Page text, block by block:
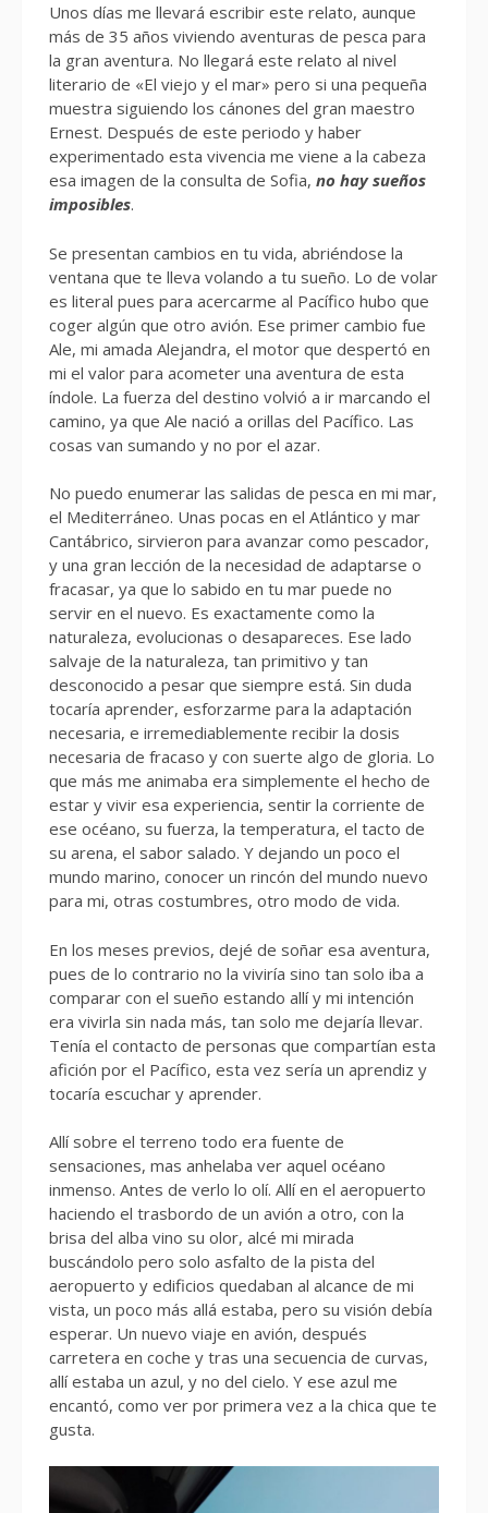
Unos días me llevará escribir este relato, aunque
más de 35 años viviendo aventuras de pesca para
la gran aventura. No llegará este relato al nivel
literario de «El viejo y el mar» pero si una pequeña
muestra siguiendo los cánones del gran maestro
Ernest. Después de este periodo y haber
experimentado esta vivencia me viene a la cabeza
esa imagen de la consulta de Sofia, no hay sueños
imposibles.
Se presentan cambios en tu vida, abriéndose la
ventana que te lleva volando a tu sueño. Lo de volar
es literal pues para acercarme al Pacífico hubo que
coger algún que otro avión. Ese primer cambio fue
Ale, mi amada Alejandra, el motor que despertó en
mi el valor para acometer una aventura de esta
índole. La fuerza del destino volvió a ir marcando el
camino, ya que Ale nació a orillas del Pacífico. Las
cosas van sumando y no por el azar.
No puedo enumerar las salidas de pesca en mi mar,
el Mediterráneo. Unas pocas en el Atlántico y mar
Cantábrico, sirvieron para avanzar como pescador,
y una gran lección de la necesidad de adaptarse o
fracasar, ya que lo sabido en tu mar puede no
servir en el nuevo. Es exactamente como la
naturaleza, evolucionas o desapareces. Ese lado
salvaje de la naturaleza, tan primitivo y tan
desconocido a pesar que siempre está. Sin duda
tocaría aprender, esforzarme para la adaptación
necesaria, e irremediablemente recibir la dosis
necesaria de fracaso y con suerte algo de gloria. Lo
que más me animaba era simplemente el hecho de
estar y vivir esa experiencia, sentir la corriente de
ese océano, su fuerza, la temperatura, el tacto de
su arena, el sabor salado. Y dejando un poco el
mundo marino, conocer un rincón del mundo nuevo
para mi, otras costumbres, otro modo de vida.
En los meses previos, dejé de soñar esa aventura,
pues de lo contrario no la viviría sino tan solo iba a
comparar con el sueño estando allí y mi intención
era vivirla sin nada más, tan solo me dejaría llevar.
Tenía el contacto de personas que compartían esta
afición por el Pacífico, esta vez sería un aprendiz y
tocaría escuchar y aprender.
Allí sobre el terreno todo era fuente de
sensaciones, mas anhelaba ver aquel océano
inmenso. Antes de verlo lo olí. Allí en el aeropuerto
haciendo el trasbordo de un avión a otro, con la
brisa del alba vino su olor, alcé mi mirada
buscándolo pero solo asfalto de la pista del
aeropuerto y edificios quedaban al alcance de mi
vista, un poco más allá estaba, pero su visión debía
esperar. Un nuevo viaje en avión, después
carretera en coche y tras una secuencia de curvas,
allí estaba un azul, y no del cielo. Y ese azul me
encantó, como ver por primera vez a la chica que te
gusta.